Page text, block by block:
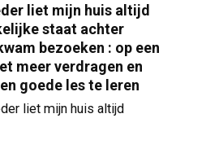
liet mijn huis altijd
staat achter
bezoeken : op een
meer verdragen en
goede les te leren
liet mijn huis altijd